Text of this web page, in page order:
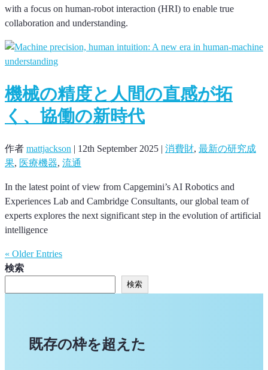
with a focus on human-robot interaction (HRI) to enable true
collaboration and understanding.
機械の精度と人間の直感が拓
く、協働の新時代
作者 mattjackson | 12th September 2025 | 消費財, 最新の研究成
果, 医療機器, 流通
In the latest point of view from Capgemini’s AI Robotics and
Experiences Lab and Cambridge Consultants, our global team of
experts explores the next significant step in the evolution of artificial
intelligence
« Older Entries
検索
検索
既存の枠を超えた